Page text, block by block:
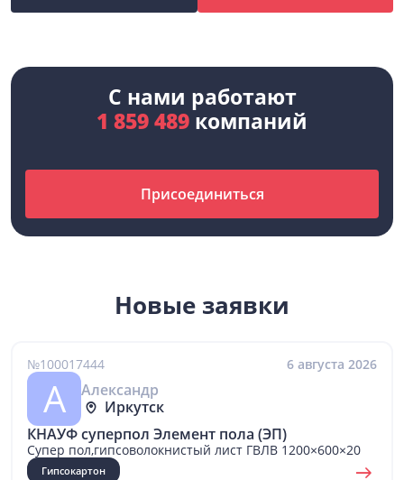
С нами работают
1 859 489 компаний
Присоединиться
Новые заявки
А
Александр
Иркутск
6 августа 2026
№100017444
КНАУФ суперпол Элемент пола (ЭП)
Супер пол,гипсоволокнистый лист ГВЛВ 1200×600×20
Гипсокартон